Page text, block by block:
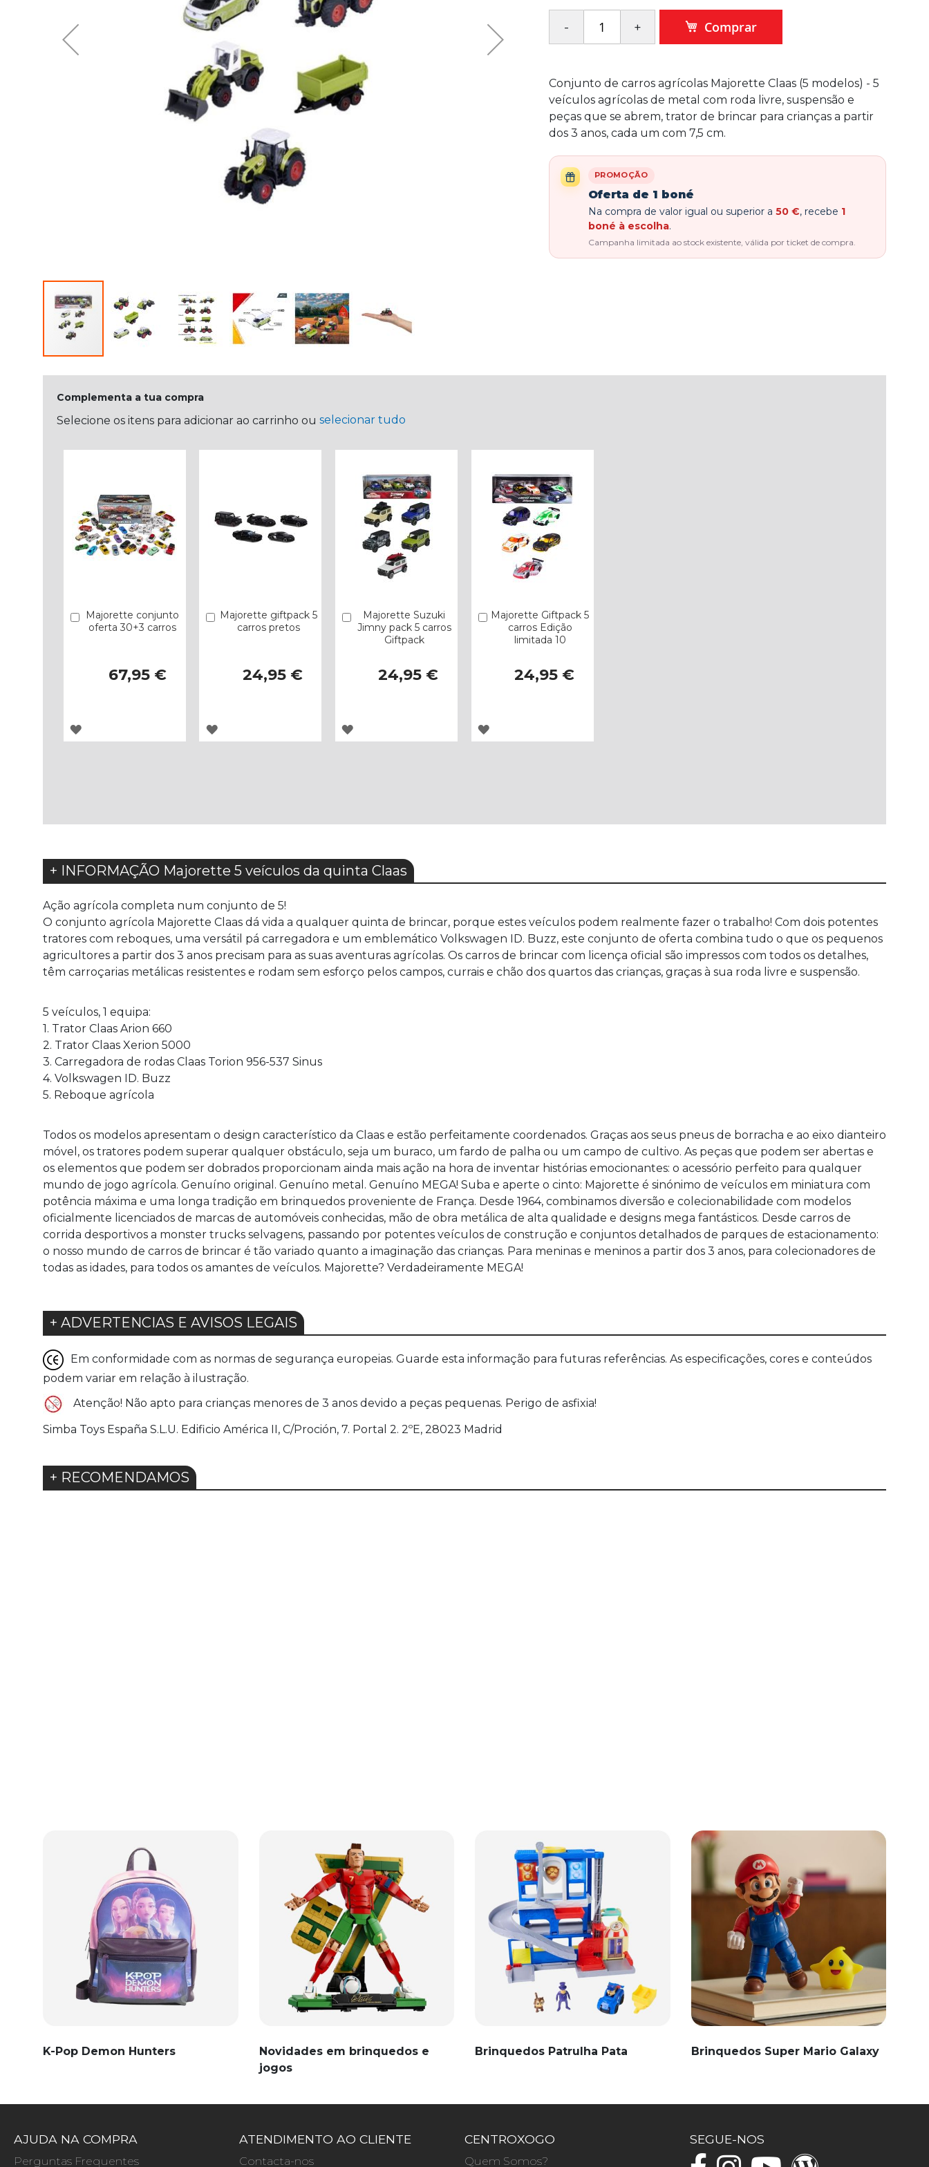
Comprar
Conjunto de carros agrícolas Majorette Claas (5 modelos) - 5
veículos agrícolas de metal com roda livre, suspensão e
peças que se abrem, trator de brincar para crianças a partir
dos 3 anos, cada um com 7,5 cm.
PROMOÇÃO
Oferta de 1 boné
Na compra de valor igual ou superior a 50 €, recebe 1
boné à escolha.
Campanha limitada ao stock existente, válida por ticket de compra.
Complementa a tua compra
Selecione os itens para adicionar ao carrinho ou selecionar tudo
Majorette conjunto
oferta 30+3 carros
67,95 €
Comprar
ADICIONAR
DESEJOS
Majorette giftpack 5
carros pretos
24,95 €
Comprar
ADICIONAR
DESEJOS
Majorette Suzuki
Jimny pack 5 carros
Giftpack
24,95 €
Comprar
ADICIONAR
DESEJOS
Majorette Giftpack 5
carros Edição
limitada 10
24,95 €
Comprar
ADICIONAR
DESEJOS
+ INFORMAÇÃO Majorette 5 veículos da quinta Claas
Ação agrícola completa num conjunto de 5!
O conjunto agrícola Majorette Claas dá vida a qualquer quinta de brincar, porque estes veículos podem realmente fazer o trabalho! Com dois potentes
tratores com reboques, uma versátil pá carregadora e um emblemático Volkswagen ID. Buzz, este conjunto de oferta combina tudo o que os pequenos
agricultores a partir dos 3 anos precisam para as suas aventuras agrícolas. Os carros de brincar com licença oficial são impressos com todos os detalhes,
têm carroçarias metálicas resistentes e rodam sem esforço pelos campos, currais e chão dos quartos das crianças, graças à sua roda livre e suspensão.
5 veículos, 1 equipa:
1. Trator Claas Arion 660
2. Trator Claas Xerion 5000
3. Carregadora de rodas Claas Torion 956-537 Sinus
4. Volkswagen ID. Buzz
5. Reboque agrícola
Todos os modelos apresentam o design característico da Claas e estão perfeitamente coordenados. Graças aos seus pneus de borracha e ao eixo dianteiro
móvel, os tratores podem superar qualquer obstáculo, seja um buraco, um fardo de palha ou um campo de cultivo. As peças que podem ser abertas e
os elementos que podem ser dobrados proporcionam ainda mais ação na hora de inventar histórias emocionantes: o acessório perfeito para qualquer
mundo de jogo agrícola. Genuíno original. Genuíno metal. Genuíno MEGA! Suba e aperte o cinto: Majorette é sinónimo de veículos em miniatura com
potência máxima e uma longa tradição em brinquedos proveniente de França. Desde 1964, combinamos diversão e colecionabilidade com modelos
oficialmente licenciados de marcas de automóveis conhecidas, mão de obra metálica de alta qualidade e designs mega fantásticos. Desde carros de
corrida desportivos a monster trucks selvagens, passando por potentes veículos de construção e conjuntos detalhados de parques de estacionamento:
o nosso mundo de carros de brincar é tão variado quanto a imaginação das crianças. Para meninas e meninos a partir dos 3 anos, para colecionadores de
todas as idades, para todos os amantes de veículos. Majorette? Verdadeiramente MEGA!
+ ADVERTENCIAS E AVISOS LEGAIS
Em conformidade com as normas de segurança europeias. Guarde esta informação para futuras referências. As especificações, cores e conteúdos
podem variar em relação à ilustração.
Atenção! Não apto para crianças menores de 3 anos devido a peças pequenas. Perigo de asfixia!
Simba Toys España S.L.U. Edificio América II, C/Proción, 7. Portal 2. 2ºE, 28023 Madrid
+ RECOMENDAMOS
K-Pop Demon Hunters
Novidades em brinquedos e
jogos
Brinquedos Patrulha Pata Brinquedos Super Mario Galaxy
AJUDA NA COMPRA
Perguntas Frequentes
ATENDIMENTO AO CLIENTE
Contacta-nos
CENTROXOGO
Quem Somos?
SEGUE-NOS